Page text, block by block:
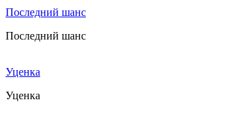
Последний шанс
Последний шанс
Уценка
Уценка